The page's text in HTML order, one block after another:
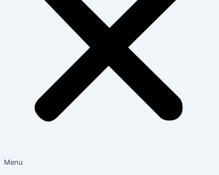
Menu